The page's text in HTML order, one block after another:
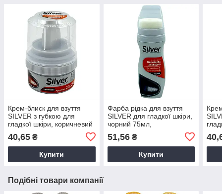
Крем-блиск для взуття
SILVER з губкою для
гладкої шкіри, коричневий
40,65 ₴
Купити
Фарба рідка для взуття
SILVER для гладкої шкіри,
чорний 75мл,
водовідштовхувальна, віск
51,56₴
Купити
Подібні товари компанії